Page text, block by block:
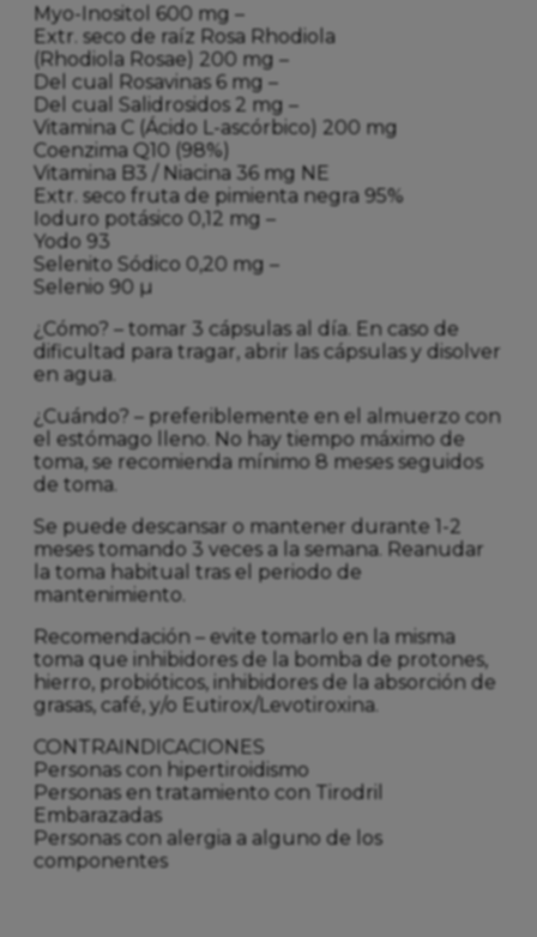
Myo-Inositol 600 mg –
Extr. seco de raíz Rosa Rhodiola
(Rhodiola Rosae) 200 mg –
Del cual Rosavinas 6 mg –
Del cual Salidrosidos 2 mg –
Vitamina C (Ácido L-ascórbico) 200 mg
Coenzima Q10 (98%)
Vitamina B3 / Niacina 36 mg NE
Extr. seco fruta de pimienta negra 95%
Ioduro potásico 0,12 mg –
Yodo 93
Selenito Sódico 0,20 mg –
Selenio 90 µ
¿Cómo? – tomar 3 cápsulas al día. En caso de
dificultad para tragar, abrir las cápsulas y disolver
en agua.
¿Cuándo? – preferiblemente en el almuerzo con
el estómago lleno. No hay tiempo máximo de
toma, se recomienda mínimo 8 meses seguidos
de toma.
Se puede descansar o mantener durante 1-2
meses tomando 3 veces a la semana. Reanudar
la toma habitual tras el periodo de
mantenimiento.
Recomendación – evite tomarlo en la misma
toma que inhibidores de la bomba de protones,
hierro, probióticos, inhibidores de la absorción de
grasas, café, y/o Eutirox/Levotiroxina.
CONTRAINDICACIONES
Personas con hipertiroidismo
Personas en tratamiento con Tirodril
Embarazadas
Personas con alergia a alguno de los
componentes